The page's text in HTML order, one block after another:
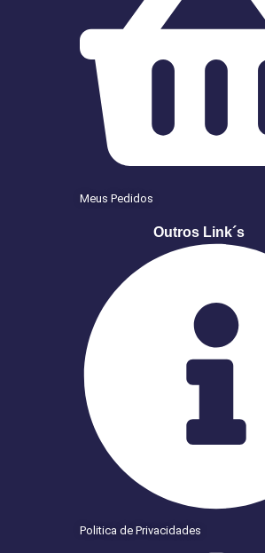
Meus Pedidos
Outros Link´s
Politica de Privacidades